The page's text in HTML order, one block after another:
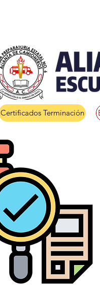
Certificados Terminación